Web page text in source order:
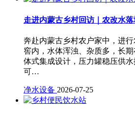
走进内蒙古乡村回访｜农改水
奔赴内蒙古乡村农户家中，进
窖内，水体浑浊、杂质多，长
体式集成设计，压力罐稳压供
可…
净水设备 2026-07-25